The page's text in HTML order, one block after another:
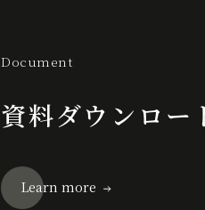
Document
資料ダウンロー
Learn more